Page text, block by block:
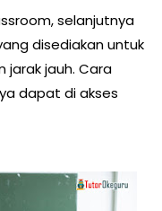
selanjutnya
disediakan untuk
jarak jauh. Cara
dapat di akses